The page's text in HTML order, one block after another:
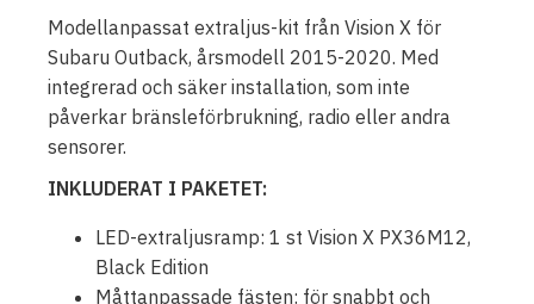
Modellanpassat extraljus-kit från Vision X för
Subaru Outback, årsmodell 2015-2020. Med
integrerad och säker installation, som inte
påverkar bränsleförbrukning, radio eller andra
sensorer.
INKLUDERAT I PAKETET:
LED-extraljusramp: 1 st Vision X PX36M12,
Black Edition
Måttanpassade fästen: för snabbt och